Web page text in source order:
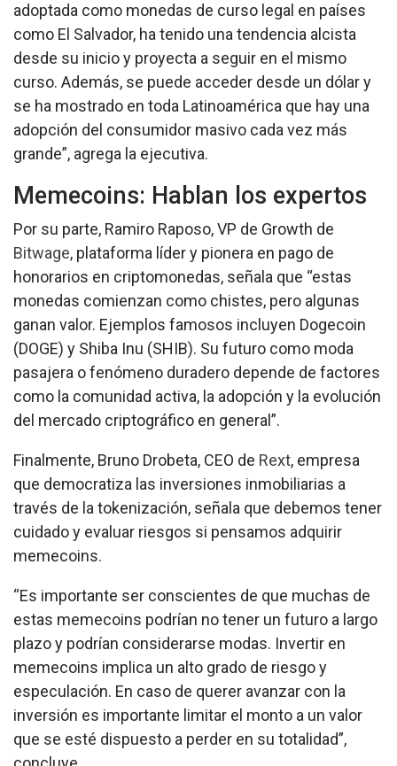
adoptada como monedas de curso legal en países
como El Salvador, ha tenido una tendencia alcista
desde su inicio y proyecta a seguir en el mismo
curso. Además, se puede acceder desde un dólar y
se ha mostrado en toda Latinoamérica que hay una
adopción del consumidor masivo cada vez más
grande”, agrega la ejecutiva.
Memecoins: Hablan los expertos
Por su parte, Ramiro Raposo, VP de Growth de
Bitwage, plataforma líder y pionera en pago de
honorarios en criptomonedas, señala que “estas
monedas comienzan como chistes, pero algunas
ganan valor. Ejemplos famosos incluyen Dogecoin
(DOGE) y Shiba Inu (SHIB). Su futuro como moda
pasajera o fenómeno duradero depende de factores
como la comunidad activa, la adopción y la evolución
del mercado criptográfico en general”.
Finalmente, Bruno Drobeta, CEO de Rext, empresa
que democratiza las inversiones inmobiliarias a
través de la tokenización, señala que debemos tener
cuidado y evaluar riesgos si pensamos adquirir
memecoins.
“Es importante ser conscientes de que muchas de
estas memecoins podrían no tener un futuro a largo
plazo y podrían considerarse modas. Invertir en
memecoins implica un alto grado de riesgo y
especulación. En caso de querer avanzar con la
inversión es importante limitar el monto a un valor
que se esté dispuesto a perder en su totalidad”,